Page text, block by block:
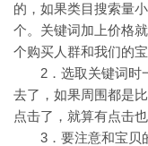
的，如果类目搜索量
个。关键词加上价格
个购买人群和我们的
2．选取关键词时一
去了，如果周围都是
点击了，就算有点击也
3．要注意和宝贝的